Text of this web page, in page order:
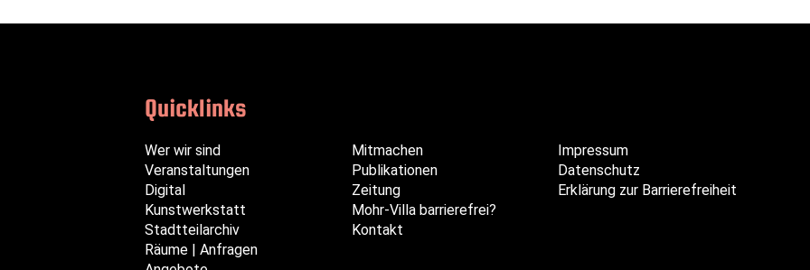
Quicklinks
Navigation
überspringen
Wer wir sind
Veranstaltungen
Digital
Kunstwerkstatt
Stadtteilarchiv
Räume | Anfragen
Navigation
überspringen
Mitmachen
Publikationen
Zeitung
Mohr-Villa barrierefrei?
Kontakt
Navigation
überspringen
Impressum
Datenschutz
Erklärung zur Barrierefreiheit